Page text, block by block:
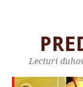
Lecturi